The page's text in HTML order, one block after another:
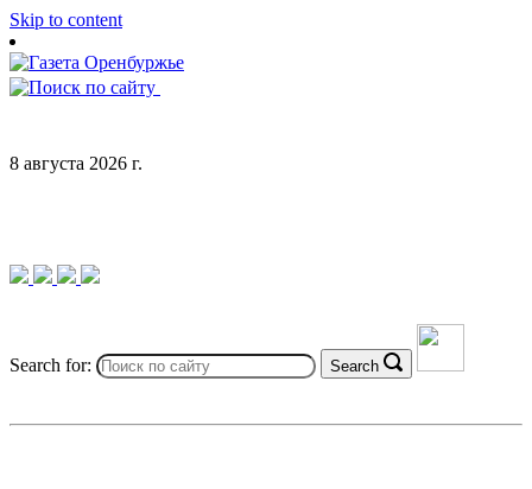
Skip to content
8 августа 2026 г.
Search for: Search